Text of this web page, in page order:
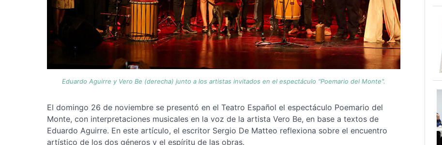
Eduardo Aguirre y Vero Be (derecha) junto a los artistas invitados en el espectáculo "Poemario del Monte".
El domingo 26 de noviembre se presentó en el Teatro Español el espectáculo Poemario del
Monte, con interpretaciones musicales en la voz de la artista Vero Be, en base a textos de
Eduardo Aguirre. En este artículo, el escritor Sergio De Matteo reflexiona sobre el encuentro
artístico de los dos géneros y el espíritu de las obras.